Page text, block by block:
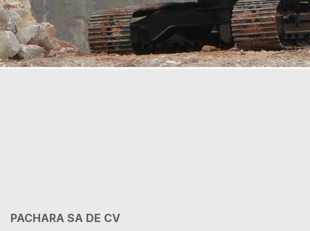
PACHARA SA DE CV